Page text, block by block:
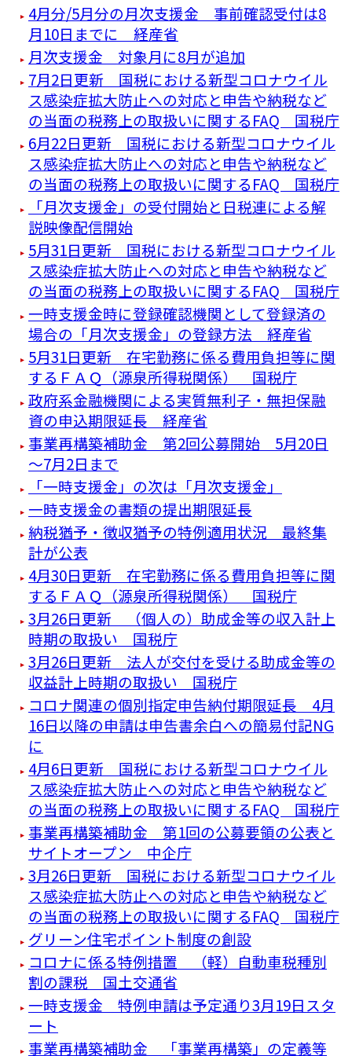
4月分/5月分の月次支援金 事前確認受付は8
月10日までに 経産省
月次支援金 対象月に8月が追加
7月2日更新 国税における新型コロナウイル
ス感染症拡大防止への対応と申告や納税など
の当面の税務上の取扱いに関するFAQ 国税庁
6月22日更新 国税における新型コロナウイル
ス感染症拡大防止への対応と申告や納税など
の当面の税務上の取扱いに関するFAQ 国税庁
「月次支援金」の受付開始と日税連による解
説映像配信開始
5月31日更新 国税における新型コロナウイル
ス感染症拡大防止への対応と申告や納税など
の当面の税務上の取扱いに関するFAQ 国税庁
一時支援金時に登録確認機関として登録済の
場合の「月次支援金」の登録方法 経産省
5月31日更新 在宅勤務に係る費用負担等に関
するＦＡＱ（源泉所得税関係） 国税庁
政府系金融機関による実質無利子・無担保融
資の申込期限延長 経産省
事業再構築補助金 第2回公募開始 5月20日
～7月2日まで
「一時支援金」の次は「月次支援金」
一時支援金の書類の提出期限延長
納税猶予・徴収猶予の特例適用状況 最終集
計が公表
4月30日更新 在宅勤務に係る費用負担等に関
するＦＡＱ（源泉所得税関係） 国税庁
3月26日更新 （個人の）助成金等の収入計上
時期の取扱い 国税庁
3月26日更新 法人が交付を受ける助成金等の
収益計上時期の取扱い 国税庁
コロナ関連の個別指定申告納付期限延長 4月
16日以降の申請は申告書余白への簡易付記NG
に
4月6日更新 国税における新型コロナウイル
ス感染症拡大防止への対応と申告や納税など
の当面の税務上の取扱いに関するFAQ 国税庁
事業再構築補助金 第1回の公募要領の公表と
サイトオープン 中企庁
3月26日更新 国税における新型コロナウイル
ス感染症拡大防止への対応と申告や納税など
の当面の税務上の取扱いに関するFAQ 国税庁
グリーン住宅ポイント制度の創設
コロナに係る特例措置 （軽）自動車税種別
割の課税 国土交通省
一時支援金 特例申請は予定通り3月19日スタ
ート
事業再構築補助金 「事業再構築」の定義等